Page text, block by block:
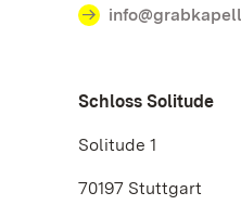
Schloss Solitude
Solitude 1
70197 Stuttgart